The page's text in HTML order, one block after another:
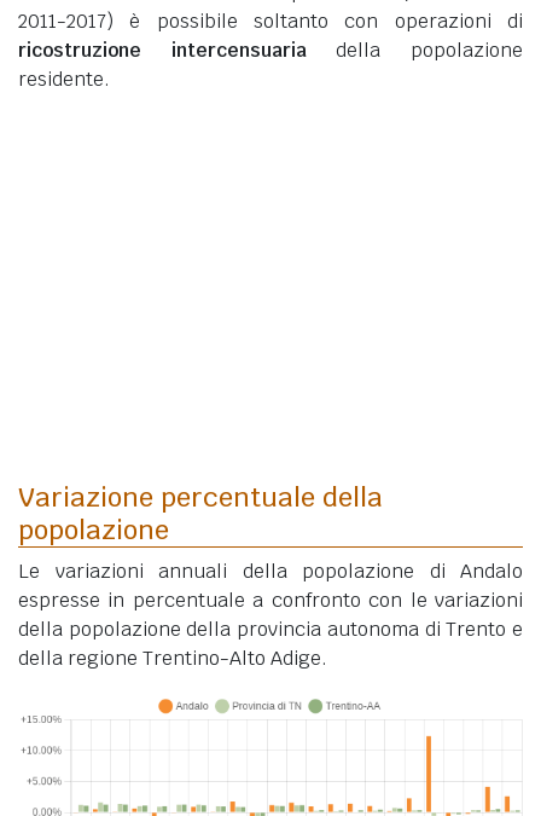
2011-2017) è possibile soltanto con operazioni di
ricostruzione intercensuariadella popolazione
residente.
Variazione percentuale della
popolazione
Le variazioni annuali della popolazione di Andalo
espresse in percentuale a confronto con le variazioni
della popolazione della provincia autonoma di Trento e
della regione Trentino-Alto Adige.